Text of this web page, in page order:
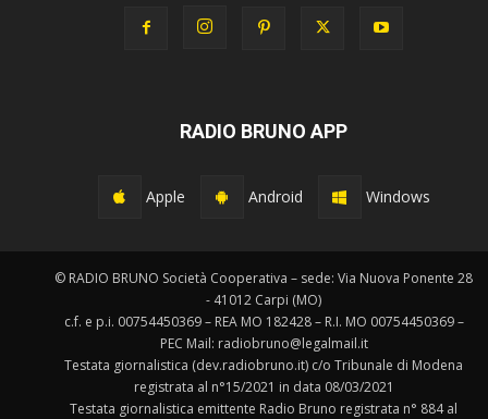
RADIO BRUNO APP
Apple Android Windows
© RADIO BRUNO Società Cooperativa – sede: Via Nuova Ponente 28
- 41012 Carpi (MO)
c.f. e p.i. 00754450369 – REA MO 182428 – R.I. MO 00754450369 –
PEC Mail: radiobruno@legalmail.it
Testata giornalistica (dev.radiobruno.it) c/o Tribunale di Modena
registrata al n°15/2021 in data 08/03/2021
Testata giornalistica emittente Radio Bruno registrata n° 884 al